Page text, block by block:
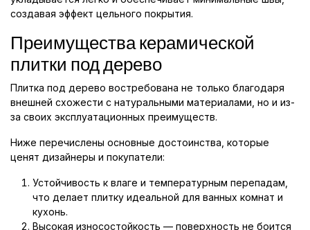
создавая эффект цельного покрытия.
Преимущества керамической
плитки под дерево
Плитка под дерево востребована не только благодаря
внешней схожести с натуральными материалами, но и из-
за своих эксплуатационных преимуществ.
Ниже перечислены основные достоинства, которые
ценят дизайнеры и покупатели:
Устойчивость к влаге и температурным перепадам,
что делает плитку идеальной для ванных комнат и
кухонь.
Высокая износостойкость — поверхность не боится